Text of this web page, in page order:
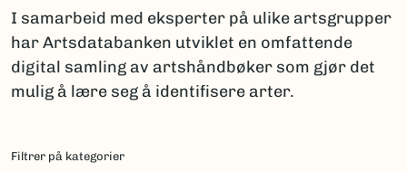
I samarbeid med eksperter på ulike artsgrupper
har Artsdatabanken utviklet en omfattende
digital samling av artshåndbøker som gjør det
mulig å lære seg å identifisere arter.
Filtrer på kategorier